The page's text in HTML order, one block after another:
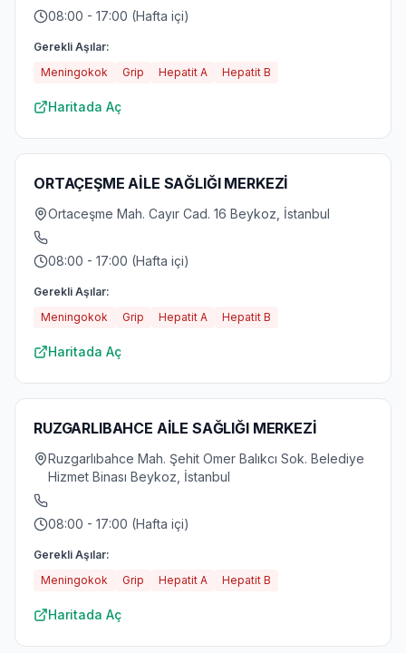
08:00 - 17:00 (Hafta içi)
Gerekli Aşılar:
Meningokok
Grip Hepatit A Hepatit B
Haritada Aç
ORTAÇEŞME AİLE SAĞLIĞI MERKEZİ
Ortaceşme Mah. Cayır Cad. 16 Beykoz, İstanbul
08:00 - 17:00 (Hafta içi)
Gerekli Aşılar:
Meningokok
Grip Hepatit A Hepatit B
Haritada Aç
RUZGARLIBAHCE AİLE SAĞLIĞI MERKEZİ
Ruzgarlıbahce Mah. Şehit Omer Balıkcı Sok. Belediye
Hizmet Binası Beykoz, İstanbul
08:00 - 17:00 (Hafta içi)
Gerekli Aşılar:
Meningokok
Grip Hepatit A Hepatit B
Haritada Aç